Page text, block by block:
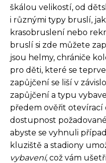
škálou velikostí, od
i různými typy bruslí,
krasobruslení nebo
bruslí si zde můžete
jsou helmy, chrániče
pro děti, které se
zapůjčení se liší v
zapůjčení a typu
předem ověřit otevírací
dostupnost
abyste se vyhnuli
kluziště a stadiony
vybavení, což vám